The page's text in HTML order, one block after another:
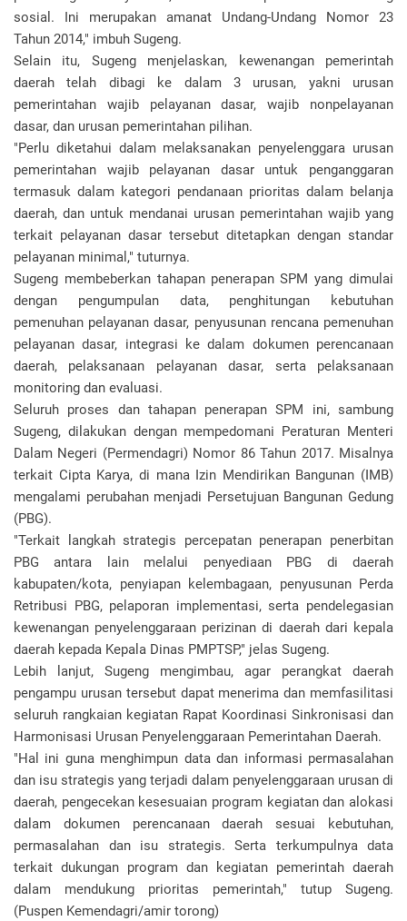
sosial. Ini merupakan amanat Undang-Undang Nomor 23
Tahun 2014," imbuh Sugeng.
Selain itu, Sugeng menjelaskan, kewenangan pemerintah
daerah telah dibagi ke dalam 3 urusan, yakni urusan
pemerintahan wajib pelayanan dasar, wajib nonpelayanan
dasar, dan urusan pemerintahan pilihan.
"Perlu diketahui dalam melaksanakan penyelenggara urusan
pemerintahan wajib pelayanan dasar untuk penganggaran
termasuk dalam kategori pendanaan prioritas dalam belanja
daerah, dan untuk mendanai urusan pemerintahan wajib yang
terkait pelayanan dasar tersebut ditetapkan dengan standar
pelayanan minimal," tuturnya.
Sugeng membeberkan tahapan penerapan SPM yang dimulai
dengan pengumpulan data, penghitungan kebutuhan
pemenuhan pelayanan dasar, penyusunan rencana pemenuhan
pelayanan dasar, integrasi ke dalam dokumen perencanaan
daerah, pelaksanaan pelayanan dasar, serta pelaksanaan
monitoring dan evaluasi.
Seluruh proses dan tahapan penerapan SPM ini, sambung
Sugeng, dilakukan dengan mempedomani Peraturan Menteri
Dalam Negeri (Permendagri) Nomor 86 Tahun 2017. Misalnya
terkait Cipta Karya, di mana Izin Mendirikan Bangunan (IMB)
mengalami perubahan menjadi Persetujuan Bangunan Gedung
(PBG).
"Terkait langkah strategis percepatan penerapan penerbitan
PBG antara lain melalui penyediaan PBG di daerah
kabupaten/kota, penyiapan kelembagaan, penyusunan Perda
Retribusi PBG, pelaporan implementasi, serta pendelegasian
kewenangan penyelenggaraan perizinan di daerah dari kepala
daerah kepada Kepala Dinas PMPTSP," jelas Sugeng.
Lebih lanjut, Sugeng mengimbau, agar perangkat daerah
pengampu urusan tersebut dapat menerima dan memfasilitasi
seluruh rangkaian kegiatan Rapat Koordinasi Sinkronisasi dan
Harmonisasi Urusan Penyelenggaraan Pemerintahan Daerah.
"Hal ini guna menghimpun data dan informasi permasalahan
dan isu strategis yang terjadi dalam penyelenggaraan urusan di
daerah, pengecekan kesesuaian program kegiatan dan alokasi
dalam dokumen perencanaan daerah sesuai kebutuhan,
permasalahan dan isu strategis. Serta terkumpulnya data
terkait dukungan program dan kegiatan pemerintah daerah
dalam mendukung prioritas pemerintah," tutup Sugeng.
(Puspen Kemendagri/amir torong)